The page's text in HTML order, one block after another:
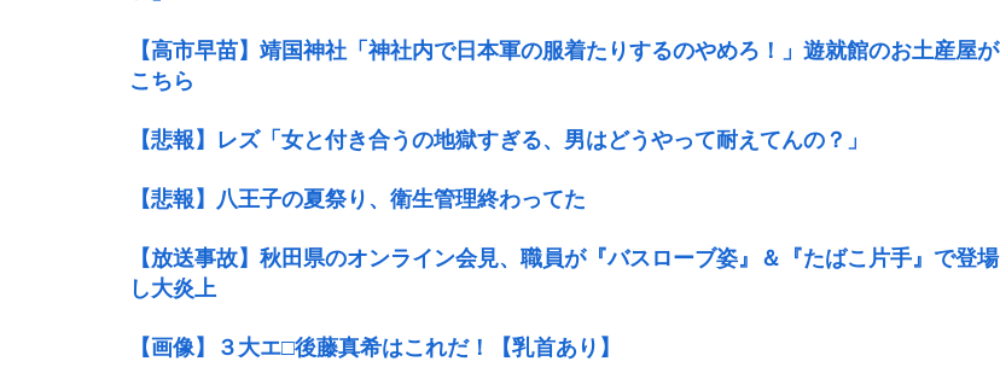
【高市早苗】靖国神社「神社内で日本軍の服着たりするのやめろ！」遊就館のお土産屋が
こちら
【悲報】レズ「女と付き合うの地獄すぎる、男はどうやって耐えてんの？」
【悲報】八王子の夏祭り、衛生管理終わってた
【放送事故】秋田県のオンライン会見、職員が『バスローブ姿』＆『たばこ片手』で登場
し大炎上
【画像】３大エ□後藤真希はこれだ！【乳首あり】